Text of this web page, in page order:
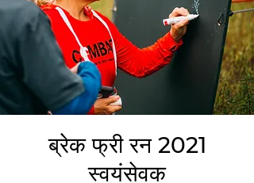
ब्रेक फ्री रन 2021
स्वयंसेवक